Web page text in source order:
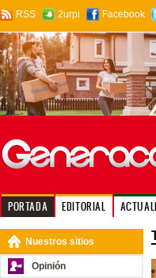
RSS 2urpi Facebook
PORTADA EDITORIAL
Nuestros sitios
Opinión